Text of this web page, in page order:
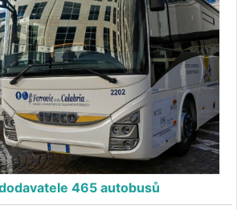
465 autobusů